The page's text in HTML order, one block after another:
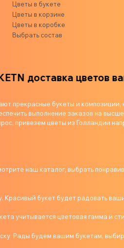
Цветы в букете
Цветы в корзине
Цветы в коробке
Выбрать состав
доставка цветов вашим
прекрасные букеты и композиции,
выполнение заказов на
привезем цветы из Голландии
наш каталог, выбрать
букет будет радовать
учитывается цветовая гамма и
Рады будем вашим букетам,